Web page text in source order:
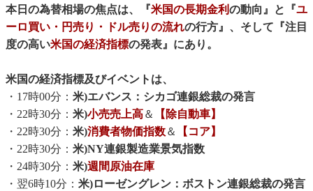
本日の為替相場の焦点は、『米国の長期金利の動向』と『ユ
ーロ買い・円売り・ドル売りの流れの行方』、そして『注目
度の高い米国の経済指標の発表』にあり。
米国の経済指標及びイベントは、
・17時00分： 米)エバンス：シカゴ連銀総裁の発言
・22時30分： 米)小売売上高＆
【除自動車】
・22時30分： 米)消費者物価指数＆
【コア】
・22時30分： 米)NY連銀製造業景気指数
・24時30分： 米)週間原油在庫
・翌6時10分： 米)ローゼングレン：ボストン連銀総裁の発言